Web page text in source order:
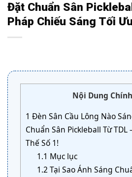
Đặt Chuẩn Sân
Pháp Chiếu Sáng Tối Ưu
Nội Dung Chính
1 Đèn Sân Cầu Lông Nào
Chuẩn Sân Pickleball Từ
Thế Số 1!
1.1 Mục lục
1.2 Tại Sao Ánh Sáng